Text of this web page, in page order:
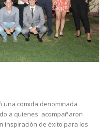
una comida denominada
a quienes acompañaron
inspiración de éxito para los